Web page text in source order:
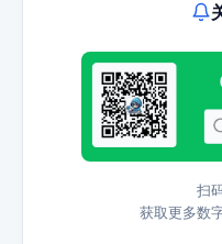
扫
获取更多数